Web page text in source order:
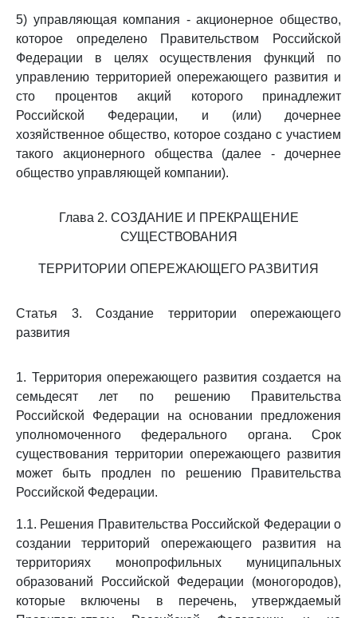
5) управляющая компания - акционерное общество,
которое определено Правительством Российской
Федерации в целях осуществления функций по
управлению территорией опережающего развития и
сто процентов акций которого принадлежит
Российской Федерации, и (или) дочернее
хозяйственное общество, которое создано с участием
такого акционерного общества (далее - дочернее
общество управляющей компании).
Глава 2. СОЗДАНИЕ И ПРЕКРАЩЕНИЕ
СУЩЕСТВОВАНИЯ
ТЕРРИТОРИИ ОПЕРЕЖАЮЩЕГО РАЗВИТИЯ
Статья 3. Создание территории опережающего
развития
1. Территория опережающего развития создается на
семьдесят лет по решению Правительства
Российской Федерации на основании предложения
уполномоченного федерального органа. Срок
существования территории опережающего развития
может быть продлен по решению Правительства
Российской Федерации.
1.1. Решения Правительства Российской Федерации о
создании территорий опережающего развития на
территориях монопрофильных муниципальных
образований Российской Федерации (моногородов),
которые включены в перечень, утверждаемый